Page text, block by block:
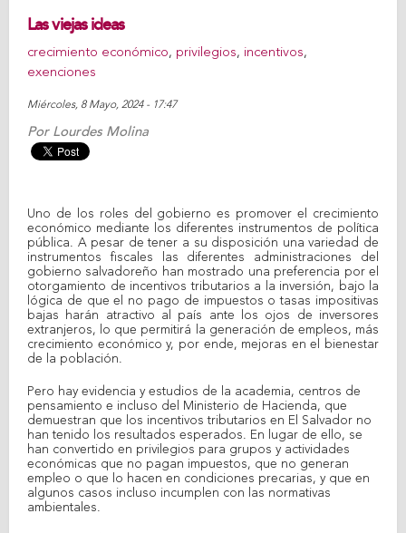
Las viejas ideas
crecimiento económico, privilegios, incentivos,
exenciones
Miércoles, 8 Mayo, 2024 - 17:47
Por Lourdes Molina
Uno de los roles del gobierno es promover el crecimiento
económico mediante los diferentes instrumentos de política
pública. A pesar de tener a su disposición una variedad de
instrumentos fiscales las diferentes administraciones del
gobierno salvadoreño han mostrado una preferencia por el
otorgamiento de incentivos tributarios a la inversión, bajo la
lógica de que el no pago de impuestos o tasas impositivas
bajas harán atractivo al país ante los ojos de inversores
extranjeros, lo que permitirá la generación de empleos, más
crecimiento económico y, por ende, mejoras en el bienestar
de la población.
Pero hay evidencia y estudios de la academia, centros de
pensamiento e incluso del Ministerio de Hacienda, que
demuestran que los incentivos tributarios en El Salvador no
han tenido los resultados esperados. En lugar de ello, se
han convertido en privilegios para grupos y actividades
económicas que no pagan impuestos, que no generan
empleo o que lo hacen en condiciones precarias, y que en
algunos casos incluso incumplen con las normativas
ambientales.